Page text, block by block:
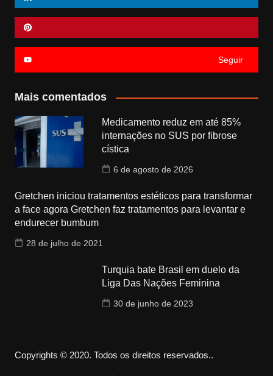
Seguir
Mais comentados
Medicamento reduz em até 85%
internações no SUS por fibrose
cística
6 de agosto de 2026
Gretchen iniciou tratamentos estéticos para transformar
a face agora Gretchen faz tratamentos para levantar e
endurecer bumbum
28 de julho de 2021
Turquia bate Brasil em duelo da
Liga Das Nações Feminina
30 de junho de 2023
Copyrights © 2020. Todos os direitos reservados..